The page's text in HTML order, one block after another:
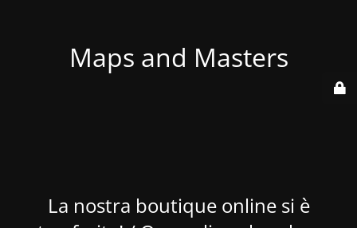
Maps and Masters
La nostra boutique online si è